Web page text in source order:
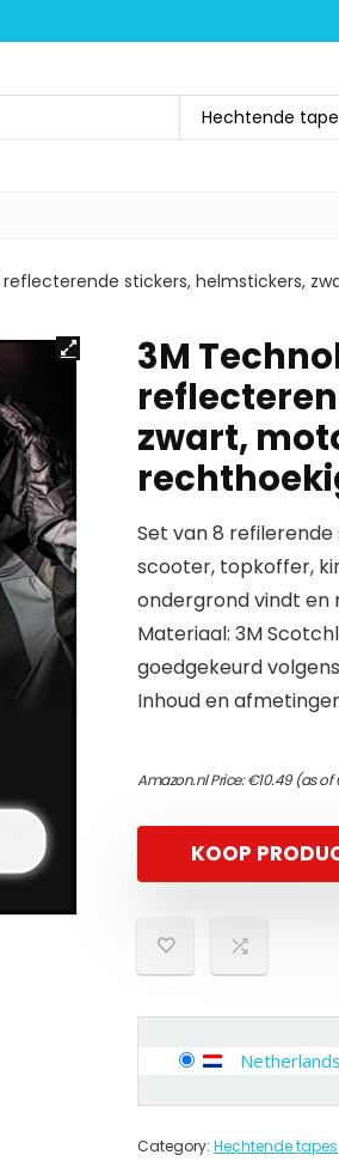
Hechtende
stickers, helmstickers,
3M
zwart,
Set van 8
scooter, topkoffer,
ondergrond vindt en
Materiaal: 3M
goedgekeurd volgens
Inhoud en
Amazon.nl Price:€10.49(as of
KOOP
Netherlands
Category: Hechtende tapes